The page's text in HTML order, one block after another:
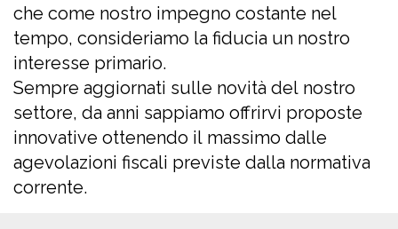
che come nostro impegno costante nel
tempo, consideriamo la fiducia un nostro
interesse primario.
Sempre aggiornati sulle novità del nostro
settore, da anni sappiamo offrirvi proposte
innovative ottenendo il massimo dalle
agevolazioni fiscali previste dalla normativa
corrente.